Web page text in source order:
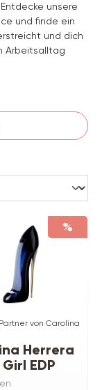
unsere
und finde ein
und dich
Arbeitsalltag
%
von Carolina
Herrera
EDP